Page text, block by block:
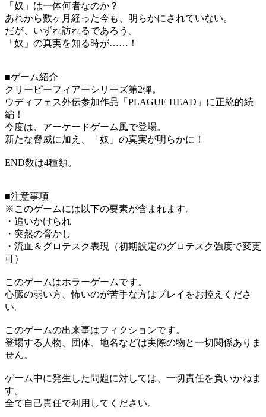
「奴」は一体何者なのか？
あれから数ヶ月経った今も、明らかにされていない。
だが、いずれ訪れるであろう。
「奴」の真実を知る時が……！
■ゲーム紹介
クリーピーフィアーシリーズ第2弾。
ウディフェス外伝参加作品「PLAGUE HEAD」に正統的続
編！
今度は、アーケードゲーム風で登場。
新たな脅威に加え、「奴」の真実が明らかに！
END数は4種類。
■注意事項
※このゲームには以下の要素が含まれます。
・追いかけられ
・突然の脅かし
・流血＆グロテスク表現（初期設定のグロテスク強度で変更
可）
このゲームはホラーゲームです。
心臓の弱い方、怖いのが苦手な方はプレイをお控えくださ
い。
このゲームの出来事はフィクションです。
登場する人物、団体、地名などは実際の物と一切関係ありま
せん。
ゲーム中に発生した問題に対しては、一切責任を負いかねま
す。
全て自己責任で利用してください。